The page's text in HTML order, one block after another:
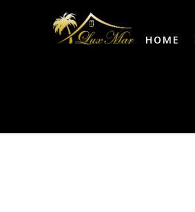
HOME